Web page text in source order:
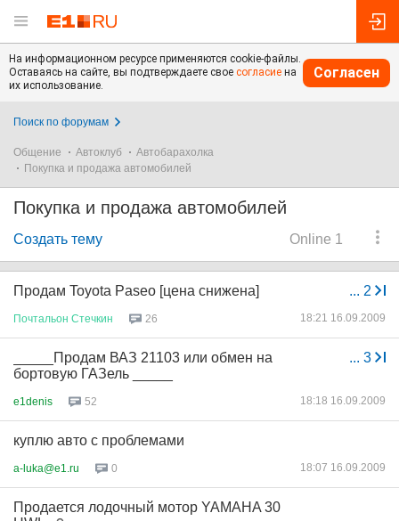
На информационном ресурсе применяются cookie-файлы.
Оставаясь на сайте, вы подтверждаете свое согласие на
их использование.
Согласен
Поиск по форумам
Общение Автоклуб
Автобарахолка
Покупка и продажа автомобилей
Покупка и продажа автомобилей
Online 1
Создать тему
... 2
Продам Toyota Paseo [цена снижена]
Почтальон Стечкин 26 18:21 16.09.2009
... 3
_____Продам ВАЗ 21103 или обмен на
бортовую ГАЗель _____
e1denis 52 18:18 16.09.2009
куплю авто с проблемами
a-luka@e1.ru 0 18:07 16.09.2009
Продается лодочный мотор YAMAHA 30